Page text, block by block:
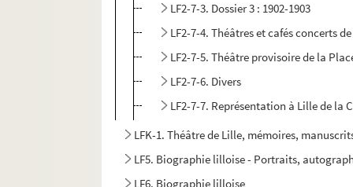
LF2-7-3. Dossier 3 : 1902-1903
LF2-7-4. Théâtres et cafés concerts
LF2-7-5. Théâtre provisoire de la
LF2-7-6. Divers
LF2-7-7. Représentation à Lille de la
LFK-1. Théâtre de Lille, mémoires,
LF5. Biographie lilloise - Portraits,
LF6. Biographie lilloise